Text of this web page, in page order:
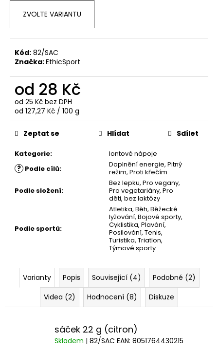
ZVOLTE VARIANTU
Kód: 82/SAC
Značka:EthicSport
od 28 Kč
od 25 Kč bez DPH
Měrná
cena:
od 127,27 Kč / 100 g
Kategorie: Iontové nápoje
? Podle cílů: Doplnění energie, Pitný
režim, Proti křečím
Podle složení:
Bez lepku, Pro vegany,
Pro vegetariány, Pro
děti, bez laktózy
Podle sportů:
Atletika, Běh, Běžecké
lyžování, Bojové sporty,
Cyklistika, Plavání,
Posilování, Tenis,
Turistika, Triatlon,
Týmové sporty
Zeptat se Hlídat Sdílet
Varianty Popis Související (4)
Podobné (2)
Videa (2)
Hodnocení (8) Diskuze
sáček 22 g (citron)
Skladem | 82/SAC EAN: 8051764430215